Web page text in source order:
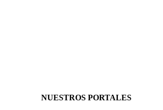
NUESTROS PORTALES